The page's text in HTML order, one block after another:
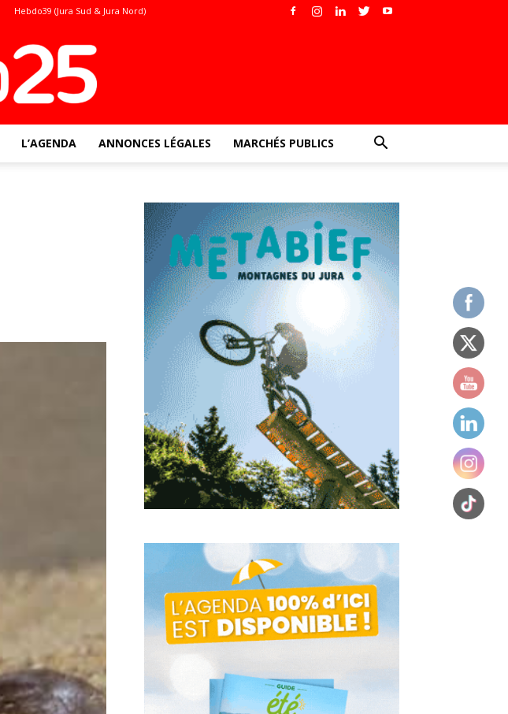
Hebdo39 (Jura Sud & Jura Nord)
L’AGENDA ANNONCES LÉGALES MARCHÉS PUBLICS